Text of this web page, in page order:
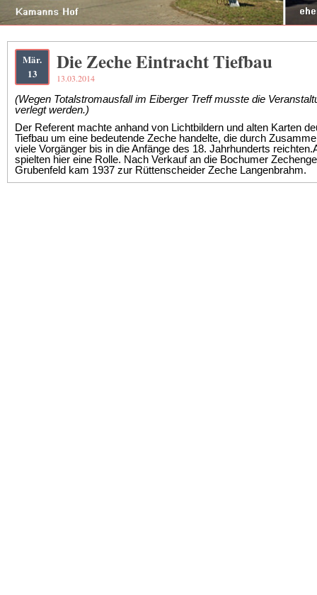
Mär.
13
Die Zeche Eintracht Tiefbau
13.03.2014
(Wegen Totalstromausfall im Eiberger Treff musste die
verlegt werden.)
Der Referent machte anhand von Lichtbildern und alten Karten
Tiefbau um eine bedeutende Zeche handelte, die durch
viele Vorgänger bis in die Anfänge des 18. Jahrhunderts
spielten hier eine Rolle. Nach Verkauf an die Bochumer
Grubenfeld kam 1937 zur Rüttenscheider Zeche Langenbrahm.